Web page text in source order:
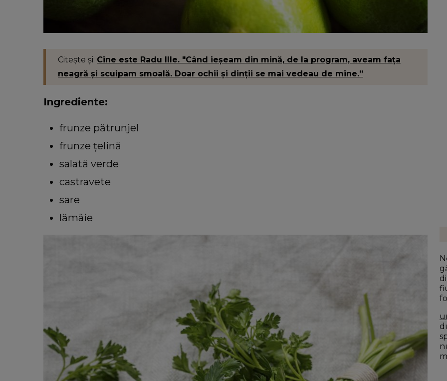
Citește și: Cine este Radu Ille. "Când ieșeam din mină, de la program, aveam fața
neagră și scuipam smoală. Doar ochii și dinții se mai vedeau de mine.”
Ingrediente:
frunze pătrunjel
frunze țelină
salată verde
castravete
sare
lămâie